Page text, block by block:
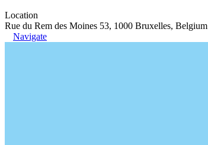
Location
Rue du Rem des Moines 53, 1000 Bruxelles, Belgium
Navigate